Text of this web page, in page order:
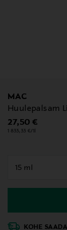
MAC
Huulepalsam
Original Price
27,50 €
1 833,33 €/1l
KOHE